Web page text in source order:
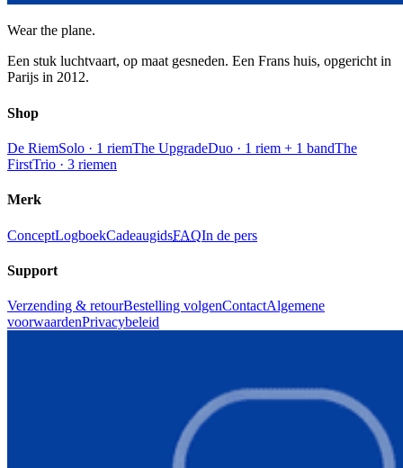
Wear the plane.
Een stuk luchtvaart, op maat gesneden. Een Frans huis, opgericht in
Parijs in 2012.
Shop
De RiemSolo · 1 riemThe UpgradeDuo · 1 riem + 1 bandThe
FirstTrio · 3 riemen
Merk
ConceptLogboekCadeaugidsFAQIn de pers
Support
Verzending & retourBestelling volgenContactAlgemene
voorwaardenPrivacybeleid